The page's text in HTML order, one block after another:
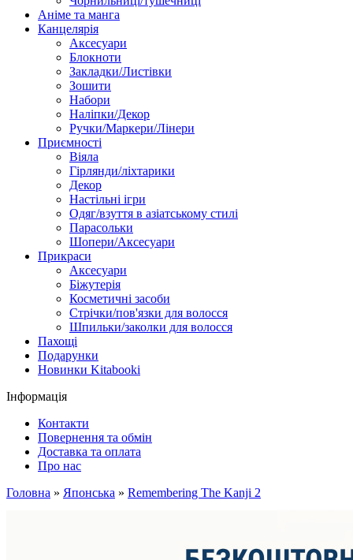
Аніме та манга
Канцелярія
Аксесуари
Блокноти
Закладки/Листівки
Зошити
Набори
Наліпки/Декор
Ручки/Маркери/Лінери
Приємності
Віяла
Гірлянди/ліхтарики
Декор
Настільні ігри
Одяг/взуття в азіатському стилі
Парасольки
Шопери/Аксесуари
Прикраси
Аксесуари
Біжутерія
Косметичні засоби
Стрічки/пов'язки для волосся
Шпильки/заколки для волосся
Пахощі
Подарунки
Новинки Kitabooki
Інформація
Контакти
Повернення та обмін
Доставка та оплата
Про нас
Головна » Японська » Remembering The Kanji 2